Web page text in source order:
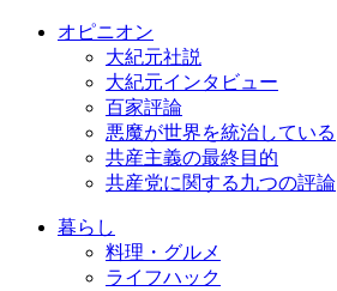
オピニオン
大紀元社説
大紀元インタビュー
百家評論
悪魔が世界を統治している
共産主義の最終目的
共産党に関する九つの評論
暮らし
料理・グルメ
ライフハック